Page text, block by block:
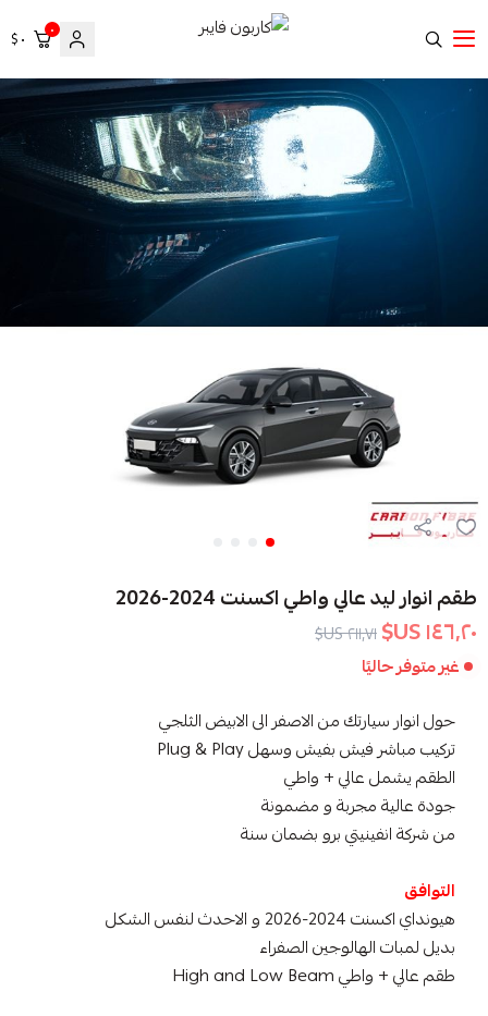
٠ ٠ $
طقم انوار ليد عالي واطي اكسنت 2024-2026
١٤٦٫٢٠ US$
٢١١٫٧١ US$
غير متوفر حاليًا
حول انوار سيارتك من الاصفر الى الابيض الثلجي
تركيب مباشر فيش بفيش وسهل Plug & Play
الطقم يشمل عالي + واطي
جودة عالية مجربة و مضمونة
من شركة انفينيتي برو بضمان سنة
التوافق
هيونداي اكسنت 2024-2026 و الاحدث لنفس الشكل
بديل لمبات الهالوجين الصفراء
طقم عالي + واطي High and Low Beam